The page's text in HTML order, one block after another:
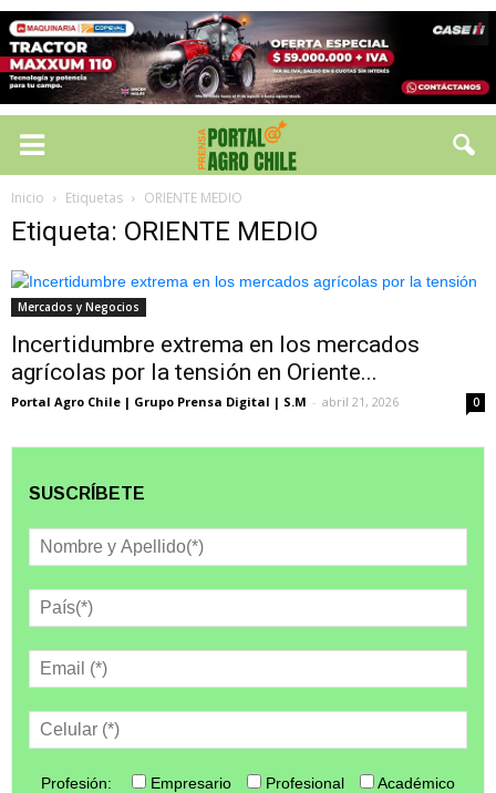
Inicio Etiquetas ORIENTE MEDIO
Etiqueta: ORIENTE MEDIO
Mercados y Negocios
Incertidumbre extrema en los mercados
agrícolas por la tensión en Oriente...
Portal Agro Chile | Grupo Prensa Digital | S.M - abril 21, 2026 0
SUSCRÍBETE
Profesión: Empresario Profesional
Académico